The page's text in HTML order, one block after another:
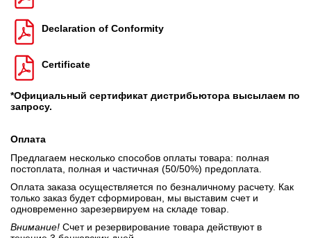
Declaration of Conformity
Certificate
*Официальный сертификат дистрибьютора высылаем по
запросу.
Оплата
Предлагаем несколько способов оплаты товара: полная
постоплата, полная и частичная (50/50%) предоплата.
Оплата заказа осуществляется по безналичному расчету. Как
только заказ будет сформирован, мы выставим счет и
одновременно зарезервируем на складе товар.
Внимание! Счет и резервирование товара действуют в